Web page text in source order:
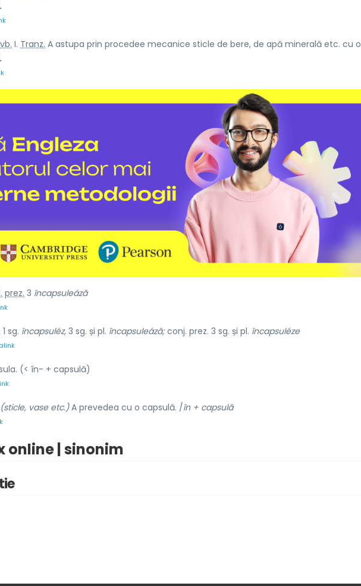
vb. I. Tranz. A astupa prin procedee mecanice sticle de bere, de apă minerală etc. cu o
prez. 3 încapsuleáză
sg. încapsuléz, 3 sg. și pl. încapsuleáză;conj. prez. 3 sg. și pl. încapsuléze
(< în- + capsulă)
vase etc.)A prevedea cu o capsulă. /în + capsulă
online | sinonim